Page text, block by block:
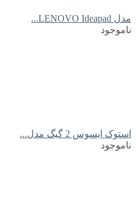
مدل LENOVO Ideapad...
ناموجود
استوک ایسوس 2 گیگ مدل...
ناموجود